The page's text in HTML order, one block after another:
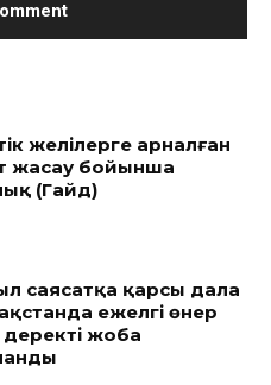
желілерге арналған
жасау бойынша
(Гайд)
саясатқа қарсы дала
ежелгі өнер
жоба